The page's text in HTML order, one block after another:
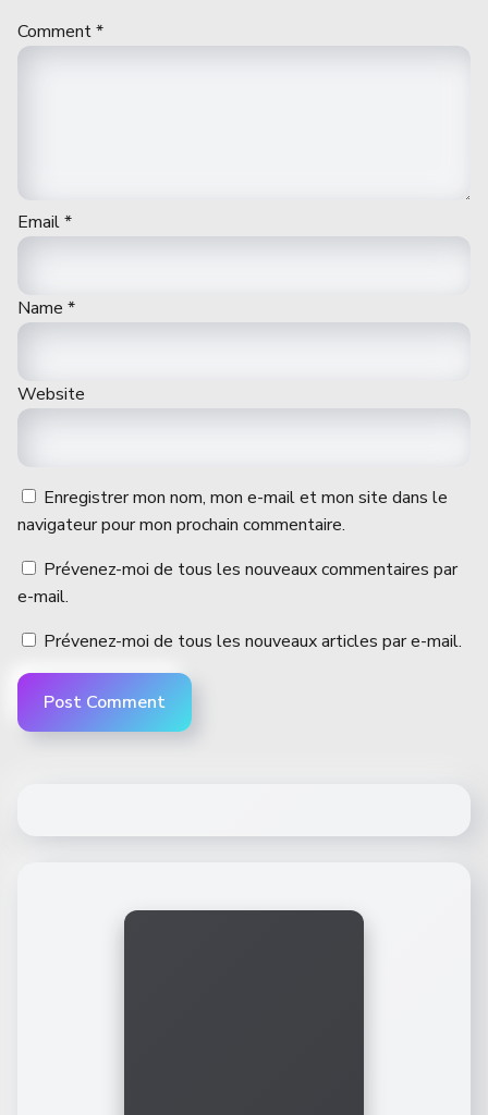
Comment*
Email*
Name *
Website
Enregistrer mon nom, mon e-mail et mon site dans le
navigateur pour mon prochain commentaire.
Prévenez-moi de tous les nouveaux commentaires par
e-mail.
Prévenez-moi de tous les nouveaux articles par e-mail.